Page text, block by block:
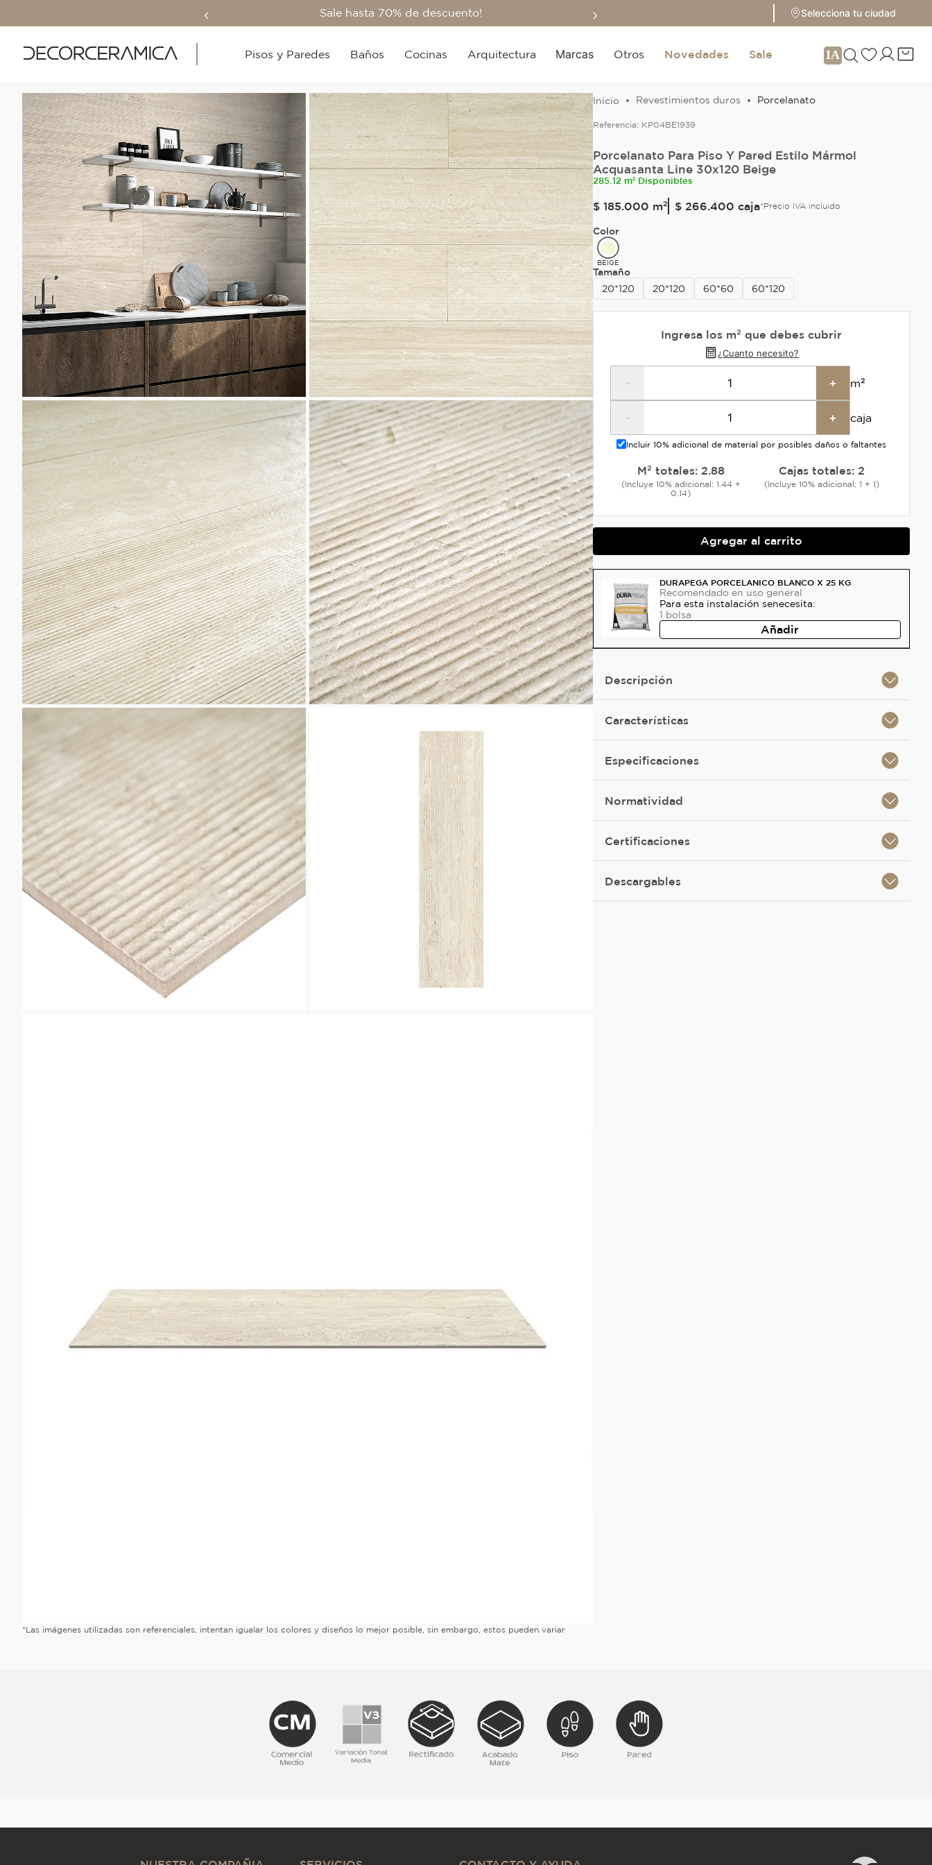
Sale hasta 70% de descuento! Selecciona tu ciudad
Pisos y Paredes Baños Cocinas Arquitectura Marcas Otros Novedades Sale
*Las imágenes utilizadas son referenciales, intentan igualar los colores y diseños lo mejor posible, sin embargo, estos pueden variar
Revestimientos duros Porcelanato
Referencia: KP04BE1939
Porcelanato Para Piso Y Pared Estilo Mármol
Acquasanta Line 30x120 Beige
285.12 m² Disponibles
$ 185.000 m² $ 266.400 caja*Precio IVA incluido
Color
BEIGE
Tamaño
20*120
20*120 60*60 60*120
Ingresa los m² que debes cubrir
¿Cuanto necesito?
- + m²
- + caja
Incluir 10% adicional de material por posibles daños o faltantes
M² totales: 2.88
(Incluye 10% adicional: 1.44 +
0.14)
Cajas totales: 2
(Incluye 10% adicional: 1 + 1)
Agregar al carrito
DURAPEGA PORCELANICO BLANCO X 25 KG
Recomendado en uso general
Para esta instalación senecesita:
1 bolsa
Añadir
Descripción
Características
Especificaciones
Normatividad
Certificaciones
Descargables